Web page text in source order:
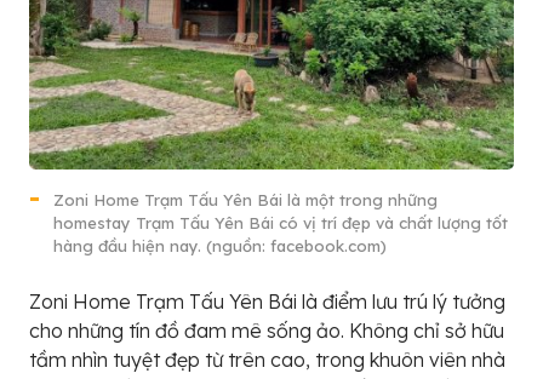
Zoni Home Trạm Tấu Yên Bái là một trong những
homestay Trạm Tấu Yên Bái có vị trí đẹp và chất lượng tốt
hàng đầu hiện nay. (nguồn: facebook.com)
Zoni Home Trạm Tấu Yên Bái là điểm lưu trú lý tưởng
cho những tín đồ đam mê sống ảo. Không chỉ sở hữu
tầm nhìn tuyệt đẹp từ trên cao, trong khuôn viên nhà